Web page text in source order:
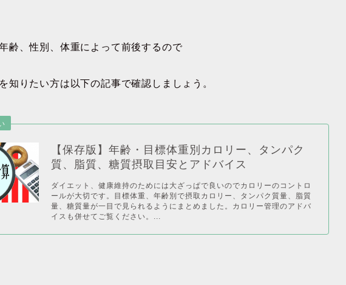
齢、性別、体重によって前後するので
知りたい方は以下の記事で確認しましょう。
【保存版】年齢・目標体重別カロリー、タンパク
質、脂質、糖質摂取目安とアドバイス
ダイエット、健康維持のためには大ざっぱで良いのでカロリーのコントロ
ールが大切です。目標体重、年齢別で摂取カロリー、タンパク質量、脂質
量、糖質量が一目で見られるようにまとめました。カロリー管理のアドバ
イスも併せてご覧ください。...